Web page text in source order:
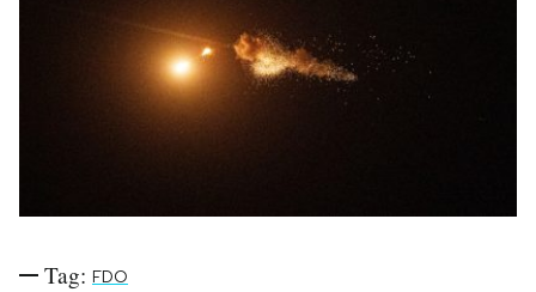
PODCAST
Tag: FDO